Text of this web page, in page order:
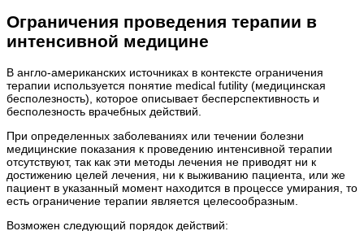
Ограничения проведения терапии в
интенсивной медицине
В англо-американских источниках в контексте ограничения
терапии используется понятие medical futility (медицинская
бесполезность), которое описывает бесперспективность и
бесполезность врачебных действий.
При определенных заболеваниях или течении болезни
медицинские показания к проведению интенсивной терапии
отсутствуют, так как эти методы лечения не приводят ни к
достижению целей лечения, ни к выживанию пациента, или же
пациент в указанный момент находится в процессе умирания, то
есть ограничение терапии является целесообразным.
Возможен следующий порядок действий: